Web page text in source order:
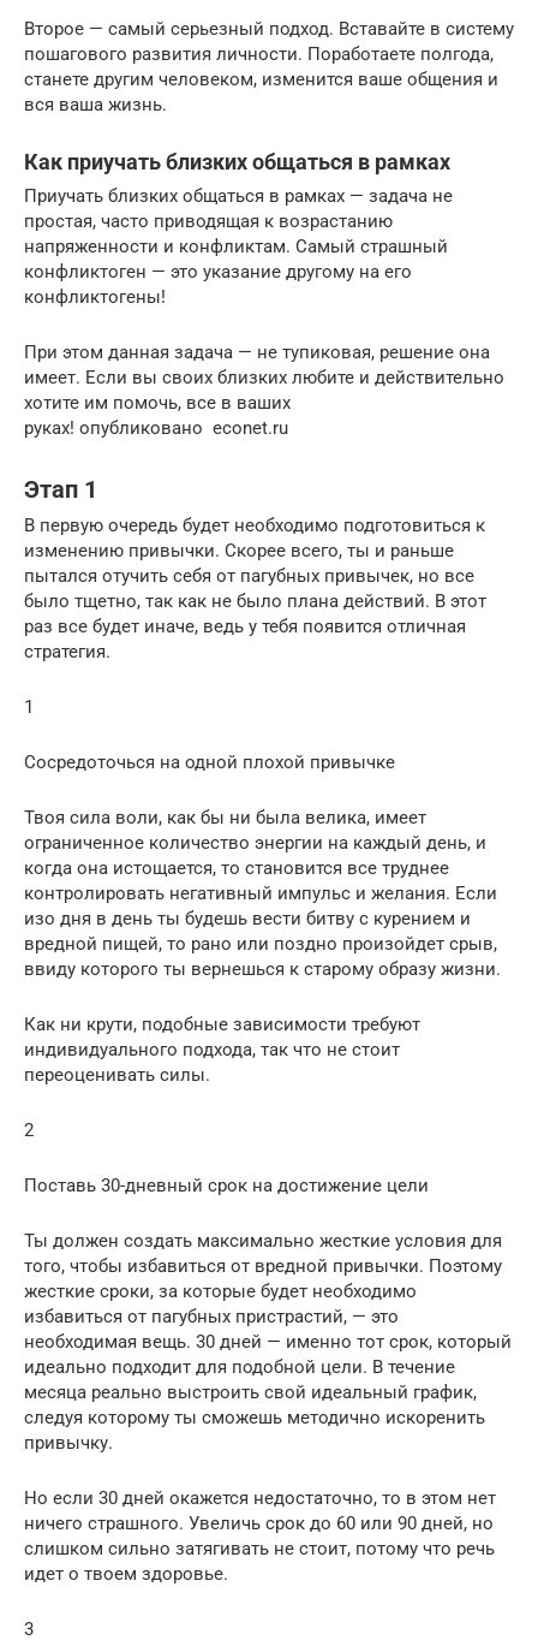
Второе — самый серьезный подход. Вставайте в систему
пошагового развития личности. Поработаете полгода,
станете другим человеком, изменится ваше общения и
вся ваша жизнь.
Как приучать близких общаться в рамках
Приучать близких общаться в рамках — задача не
простая, часто приводящая к возрастанию
напряженности и конфликтам. Самый страшный
конфликтоген — это указание другому на его
конфликтогены!
При этом данная задача — не тупиковая, решение она
имеет. Если вы своих близких любите и действительно
хотите им помочь, все в ваших
руках! опубликовано econet.ru
Этап 1
В первую очередь будет необходимо подготовиться к
изменению привычки. Скорее всего, ты и раньше
пытался отучить себя от пагубных привычек, но все
было тщетно, так как не было плана действий. В этот
раз все будет иначе, ведь у тебя появится отличная
стратегия.
1
Сосредоточься на одной плохой привычке
Твоя сила воли, как бы ни была велика, имеет
ограниченное количество энергии на каждый день, и
когда она истощается, то становится все труднее
контролировать негативный импульс и желания. Если
изо дня в день ты будешь вести битву с курением и
вредной пищей, то рано или поздно произойдет срыв,
ввиду которого ты вернешься к старому образу жизни.
Как ни крути, подобные зависимости требуют
индивидуального подхода, так что не стоит
переоценивать силы.
2
Поставь 30-дневный срок на достижение цели
Ты должен создать максимально жесткие условия для
того, чтобы избавиться от вредной привычки. Поэтому
жесткие сроки, за которые будет необходимо
избавиться от пагубных пристрастий, — это
необходимая вещь. 30 дней — именно тот срок, который
идеально подходит для подобной цели. В течение
месяца реально выстроить свой идеальный график,
следуя которому ты сможешь методично искоренить
привычку.
Но если 30 дней окажется недостаточно, то в этом нет
ничего страшного. Увеличь срок до 60 или 90 дней, но
слишком сильно затягивать не стоит, потому что речь
идет о твоем здоровье.
3